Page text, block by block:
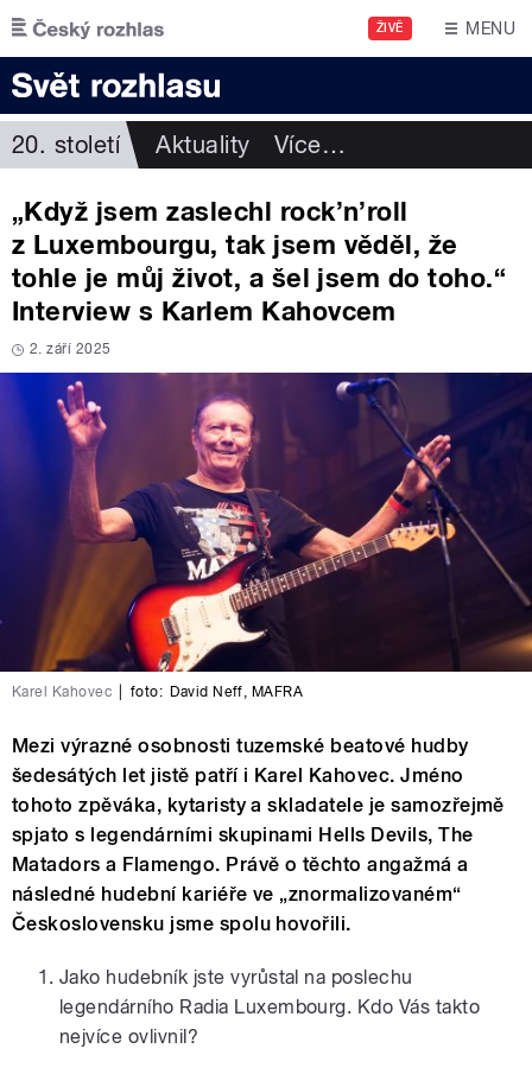
Přejít k hlavnímu obsahu
ŽIVĚ MENU
20. století Aktuality Více…
„Když jsem zaslechl rock’n’roll
z Luxembourgu, tak jsem věděl, že
tohle je můj život, a šel jsem do toho.“
Interview s Karlem Kahovcem
2. září 2025
Karel Kahovec foto: David Neff, MAFRA
Mezi výrazné osobnosti tuzemské beatové hudby
šedesátých let jistě patří i Karel Kahovec. Jméno
tohoto zpěváka, kytaristy a skladatele je samozřejmě
spjato s legendárními skupinami Hells Devils, The
Matadors a Flamengo. Právě o těchto angažmá a
následné hudební kariéře ve „znormalizovaném“
Československu jsme spolu hovořili.
Jako hudebník jste vyrůstal na poslechu
legendárního Radia Luxembourg. Kdo Vás takto
nejvíce ovlivnil?